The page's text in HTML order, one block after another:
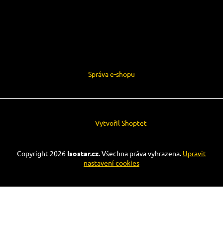
Správa e-shopu
Vytvořil Shoptet
Copyright 2026 Isostar.cz. Všechna práva vyhrazena. Upravit
nastavení cookies